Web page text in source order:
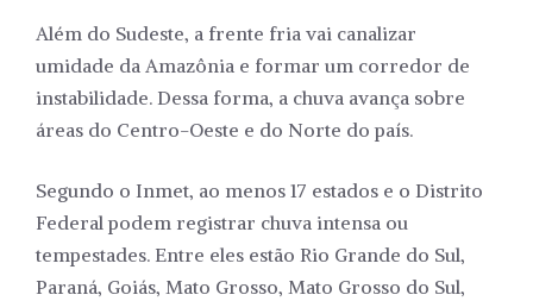
Além do Sudeste, a frente fria vai canalizar
umidade da Amazônia e formar um corredor de
instabilidade. Dessa forma, a chuva avança sobre
áreas do Centro-Oeste e do Norte do país.
Segundo o Inmet, ao menos 17 estados e o Distrito
Federal podem registrar chuva intensa ou
tempestades. Entre eles estão Rio Grande do Sul,
Paraná, Goiás, Mato Grosso, Mato Grosso do Sul,